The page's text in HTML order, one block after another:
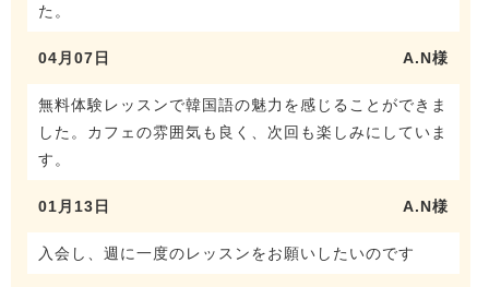
た。
04月07日 A.N様
無料体験レッスンで韓国語の魅力を感じることができま
した。カフェの雰囲気も良く、次回も楽しみにしていま
す。
01月13日 A.N様
入会し、週に一度のレッスンをお願いしたいのです